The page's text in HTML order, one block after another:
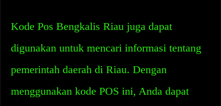
Kode Pos Bengkalis Riau juga dapat
digunakan untuk mencari informasi tentang
pemerintah daerah di Riau. Dengan
menggunakan kode POS ini, Anda dapat